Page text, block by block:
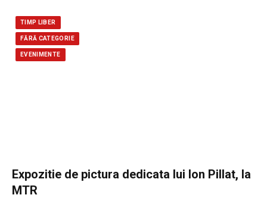
TIMP LIBER
FĂRĂ CATEGORIE
EVENIMENTE
Expozitie de pictura dedicata lui Ion Pillat, la
MTR